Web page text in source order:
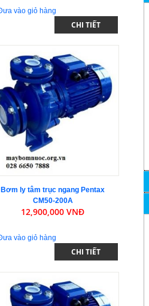
CHI TIẾT
Bơm ly tâm trục ngang Pentax
CM50-200A
12,900,000 VNĐ
CHI TIẾT